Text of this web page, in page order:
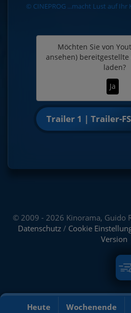
Heute Wochenende
© CINEPROG ...macht Lust auf Ihr
Möchten Sie von
ansehen)
laden?
Ja
Trailer 1 | Trailer-
© 2009 - 2026 Kinorama, Guido
Datenschutz/ Cookie
Version